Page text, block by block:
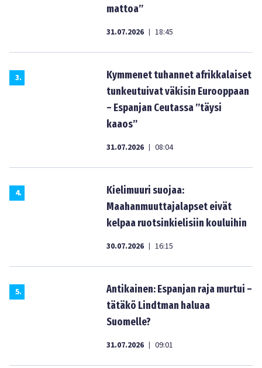
mattoa”
31.07.2026 | 18:45
3.
Kymmenet tuhannet afrikkalaiset
tunkeutuivat väkisin Eurooppaan
– Espanjan Ceutassa ”täysi
kaaos”
31.07.2026 | 08:04
4.
Kielimuuri suojaa:
Maahanmuuttajalapset eivät
kelpaa ruotsinkielisiin kouluihin
30.07.2026 | 16:15
5.
Antikainen: Espanjan raja murtui –
tätäkö Lindtman haluaa
Suomelle?
31.07.2026 | 09:01